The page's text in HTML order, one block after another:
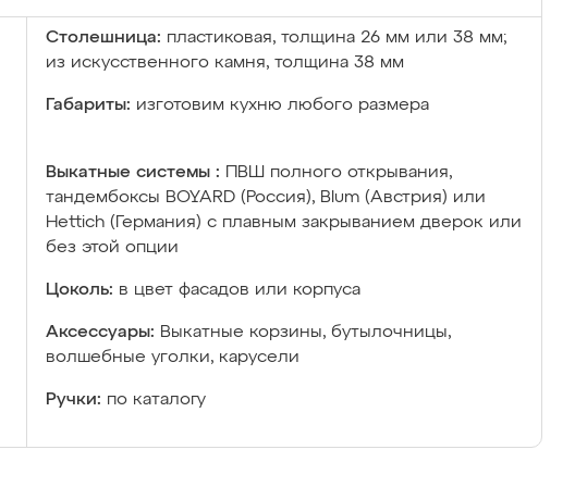
Столешница: пластиковая, толщина 26 мм или 38 мм;
из искусственного камня, толщина 38 мм
Габариты: изготовим кухню любого размера
Выкатные системы :
ПВШ полного открывания,
тандембоксы BOYARD (Россия), Blum (Австрия) или
Hettich (Германия) с плавным закрыванием дверок или
без этой опции
Цоколь: в цвет фасадов или корпуса
Аксессуары: Выкатные корзины, бутылочницы,
волшебные уголки, карусели
Ручки: по каталогу